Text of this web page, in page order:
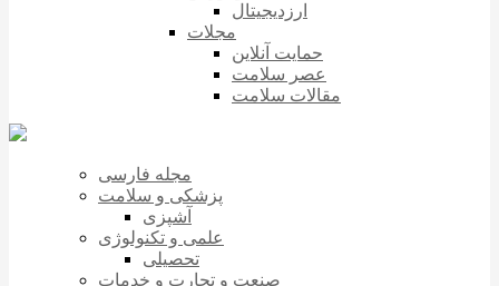
ارزدیجیتال
مجلات
حمایت آنلاین
عصر سلامت
مقالات سلامت
مجله فارسی
پزشکی و سلامت
آشپزی
علمی و تکنولوژی
تحصیلی
صنعت و تجارت و خدمات